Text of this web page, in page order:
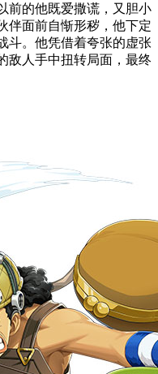
前的他既爱撒谎，又胆小
伴面前自惭形秽，他下定
斗。他凭借着夸张的虚张
敌人手中扭转局面，最终